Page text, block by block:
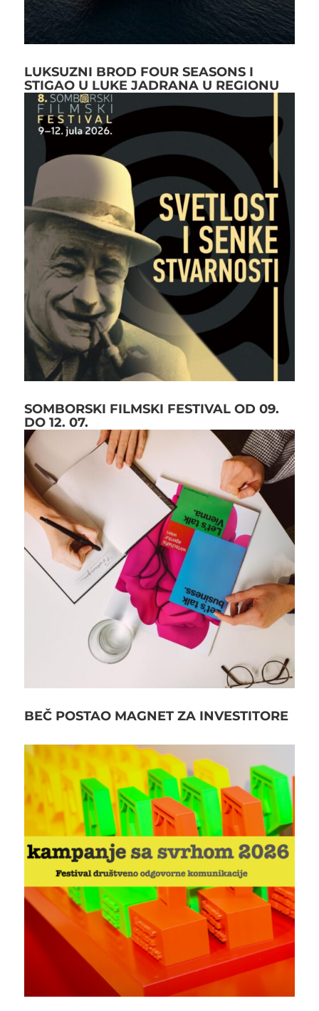
LUKSUZNI BROD FOUR SEASONS I
STIGAO U LUKE JADRANA U REGIONU
SOMBORSKI FILMSKI FESTIVAL OD 09.
DO 12. 07.
BEČ POSTAO MAGNET ZA INVESTITORE